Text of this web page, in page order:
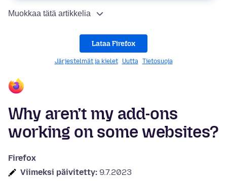
Muokkaa tätä artikkelia
Lataa Firefox
Järjestelmät ja kielet Uutta Tietosuoja
Why aren’t my add-ons
working on some websites?
Firefox
Viimeksi päivitetty: 9.7.2023